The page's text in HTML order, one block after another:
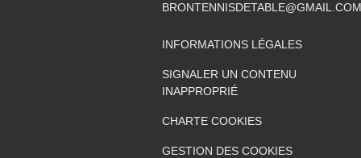
BRONTENNISDETABLE@GMAIL.COM
INFORMATIONS LÉGALES
SIGNALER UN CONTENU
INAPPROPRIÉ
CHARTE COOKIES
GESTION DES COOKIES